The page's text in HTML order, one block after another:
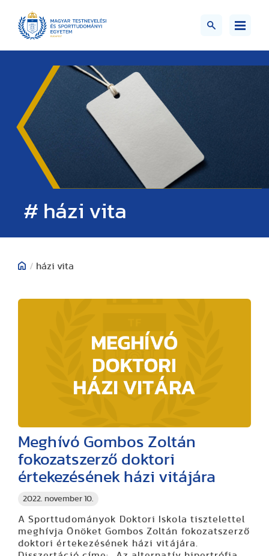
# házi vita
/ házi vita
2022. november 10.
Meghívó Gombos Zoltán
fokozatszerző doktori
értekezésének házi vitájára
A Sporttudományok Doktori Iskola tisztelettel
meghívja Önöket Gombos Zoltán fokozatszerző
doktori értekezésének házi vitájára.